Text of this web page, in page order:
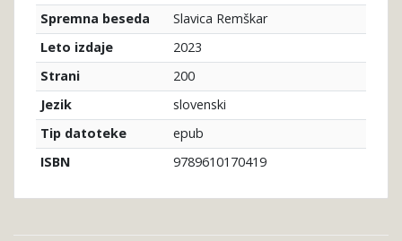
Spremna beseda
Slavica Remškar
Leto izdaje
2023
Strani
200
Jezik
slovenski
Tip datoteke
epub
ISBN
9789610170419